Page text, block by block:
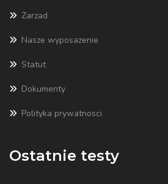
Zarzad
Nasze wyposazenie
Statut
Dokumenty
Polityka prywatnosci
Ostatnie testy